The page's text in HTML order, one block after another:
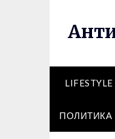
LIFESTYLE
ПОЛИТИКА